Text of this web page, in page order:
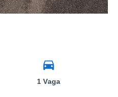
1 Vaga